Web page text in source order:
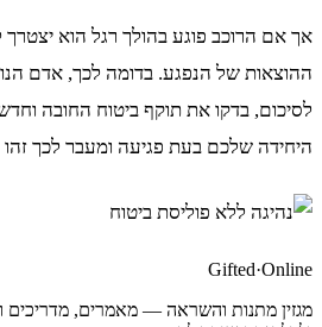
אך אם הרוכב פוגע בהולך רגל הוא
ההוצאות של הנפגע. בדומה לכך, אדם
לסיכום, בדקו את תוקף ביטוח החובה
היחידה שלכם בעת פגיעה ומעבר לכך זהו
Gifted·Online
מגזין מתנות והשראה — מאמרים, מדריכים